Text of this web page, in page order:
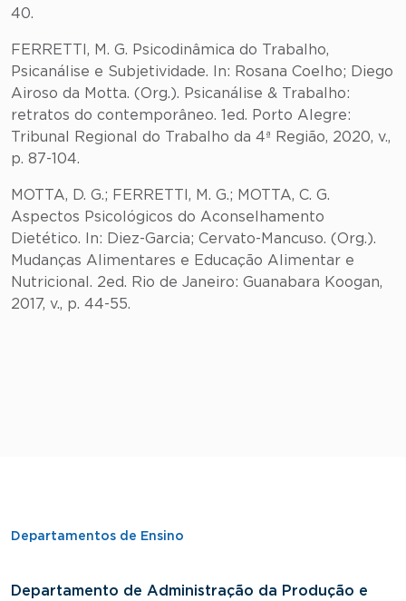
40.
FERRETTI, M. G. Psicodinâmica do Trabalho,
Psicanálise e Subjetividade. In: Rosana Coelho; Diego
Airoso da Motta. (Org.). Psicanálise & Trabalho:
retratos do contemporâneo. 1ed. Porto Alegre:
Tribunal Regional do Trabalho da 4ª Região, 2020, v.,
p. 87-104.
MOTTA, D. G.; FERRETTI, M. G.; MOTTA, C. G.
Aspectos Psicológicos do Aconselhamento
Dietético. In: Diez-Garcia; Cervato-Mancuso. (Org.).
Mudanças Alimentares e Educação Alimentar e
Nutricional. 2ed. Rio de Janeiro: Guanabara Koogan,
2017, v., p. 44-55.
Departamentos de Ensino
Departamento de Administração da Produção e